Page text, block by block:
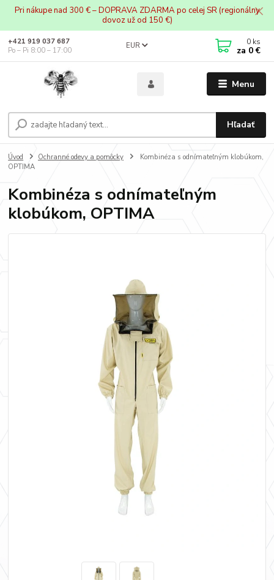
Pri nákupe nad 300 € – DOPRAVA ZDARMA po celej SR (regionálny
dovoz už od 150 €)
Menu
EUR
Hľadať
+421 919 037 687
Po – Pi 8:00 – 17:00
0 ks
za 0 €
Úvod Ochranné odevy a pomôcky
Kombinéza s odnímateľným klobúkom,
OPTIMA
Kombinéza s odnímateľným
klobúkom, OPTIMA